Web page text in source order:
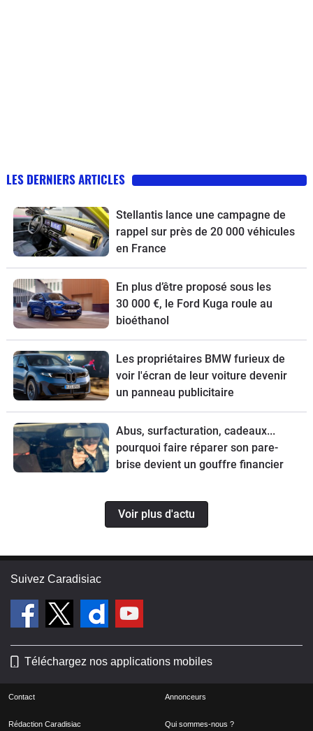
LES DERNIERS ARTICLES
Stellantis lance une campagne de
rappel sur près de 20 000 véhicules
en France
En plus d’être proposé sous les
30 000 €, le Ford Kuga roule au
bioéthanol
Les propriétaires BMW furieux de
voir l'écran de leur voiture devenir
un panneau publicitaire
Abus, surfacturation, cadeaux...
pourquoi faire réparer son pare-
brise devient un gouffre financier
Voir plus d'actu
Suivez Caradisiac
Téléchargez nos applications mobiles
Contact Annonceurs
Rédaction Caradisiac Qui sommes-nous ?